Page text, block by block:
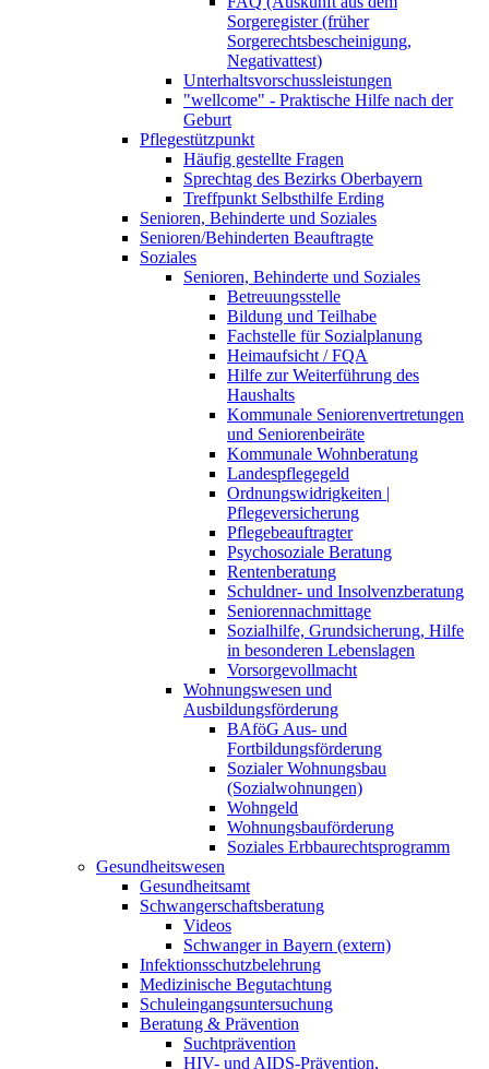
Sorgeregister (früher
Sorgerechtsbescheinigung,
Negativattest)
Unterhaltsvorschussleistungen
"wellcome" - Praktische Hilfe nach der
Geburt
Pflegestützpunkt
Häufig gestellte Fragen
Sprechtag des Bezirks Oberbayern
Treffpunkt Selbsthilfe Erding
Senioren, Behinderte und Soziales
Senioren/Behinderten Beauftragte
Soziales
Senioren, Behinderte und Soziales
Betreuungsstelle
Bildung und Teilhabe
Fachstelle für Sozialplanung
Heimaufsicht / FQA
Hilfe zur Weiterführung des
Haushalts
Kommunale Seniorenvertretungen
und Seniorenbeiräte
Kommunale Wohnberatung
Landespflegegeld
Ordnungswidrigkeiten |
Pflegeversicherung
Pflegebeauftragter
Psychosoziale Beratung
Rentenberatung
Schuldner- und Insolvenzberatung
Seniorennachmittage
Sozialhilfe, Grundsicherung, Hilfe
in besonderen Lebenslagen
Vorsorgevollmacht
Wohnungswesen und
Ausbildungsförderung
BAföG Aus- und
Fortbildungsförderung
Sozialer Wohnungsbau
(Sozialwohnungen)
Wohngeld
Wohnungsbauförderung
Soziales Erbbaurechtsprogramm
Gesundheitswesen
Gesundheitsamt
Schwangerschaftsberatung
Videos
Schwanger in Bayern (extern)
Infektionsschutzbelehrung
Medizinische Begutachtung
Schuleingangsuntersuchung
Beratung & Prävention
Suchtprävention
HIV- und AIDS-Prävention,